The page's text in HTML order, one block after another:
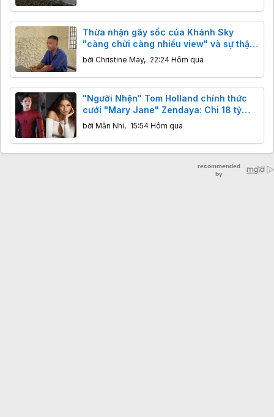
Thừa nhận gây sốc của Khánh Sky
"càng chửi càng nhiều view" và sự thật
cần biết
bởi Christine May, 22:24 Hôm qua
"Người Nhện" Tom Holland chính thức
cưới "Mary Jane" Zendaya: Chi 18 tỷ
bao trọn điền trang, khách đến dự không
được mang điện thoại
bởi Mẫn Nhi, 15:54 Hôm qua